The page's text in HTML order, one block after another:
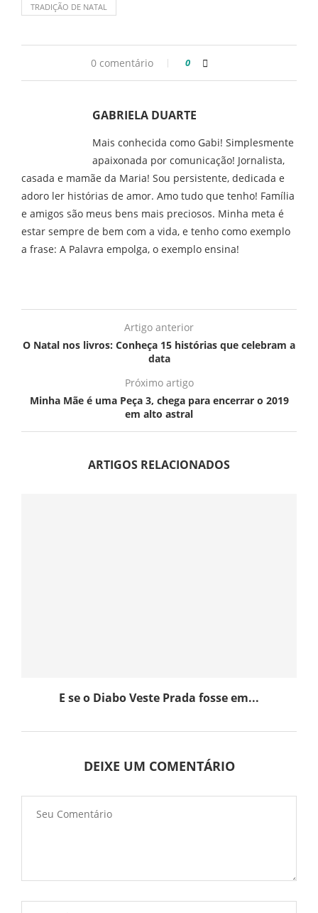
TRADIÇÃO DE NATAL
0 comentário 0
GABRIELA DUARTE
Mais conhecida como Gabi! Simplesmente
apaixonada por comunicação! Jornalista,
casada e mamãe da Maria! Sou persistente, dedicada e
adoro ler histórias de amor. Amo tudo que tenho! Família
e amigos são meus bens mais preciosos. Minha meta é
estar sempre de bem com a vida, e tenho como exemplo
a frase: A Palavra empolga, o exemplo ensina!
Artigo anterior
O Natal nos livros: Conheça 15 histórias que celebram a
data
Próximo artigo
Minha Mãe é uma Peça 3, chega para encerrar o 2019
em alto astral
ARTIGOS RELACIONADOS
E se o Diabo Veste Prada fosse em...
DEIXE UM COMENTÁRIO